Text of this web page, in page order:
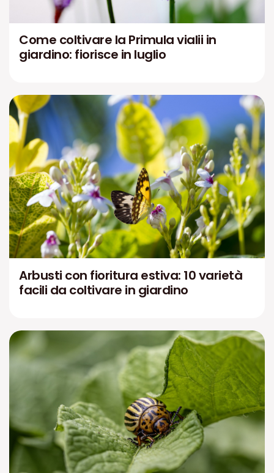
Come coltivare la Primula vialii in
giardino: fiorisce in luglio
Arbusti con fioritura estiva: 10 varietà
facili da coltivare in giardino